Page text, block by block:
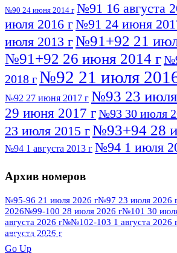
№90 24 июня 2014 г №91 16 августа
июля 2016 г№91 24 июня
июля 2013 г№91+92 21
№91+92 26 июня 2014 г
2018 г№92 21 июля
№92 27 июня 2017 г №93 23
29 июня 2017 г№93 30 июля
23 июля 2015 г№93+94 28
№94 1 августа 2013 г №94 1 июля
№95 7 августа 2012 г
№95 28 июля 2016 г
2013 г№96 6 июля 2017 г
2012 г №96 28 июля 2015 г
Архив номеров
№95-96 21 июля 2026 г№97 23 июля 2026
2026№99-100 28 июля 2026 г№101 30
августа 2026 г№№102-103 1 августа 2026
августа 2026 г
ПОСМОТРЕТЬ ВСЕ
Go Up